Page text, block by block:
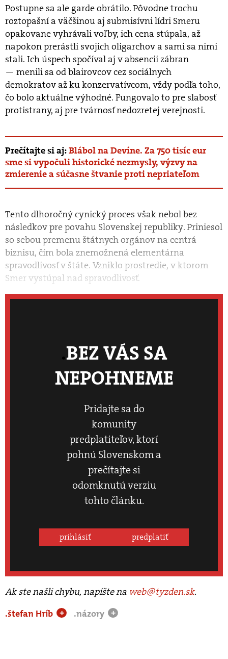
Postupne sa ale garde obrátilo. Pôvodne trochu
roztopašní a väčšinou aj submisívni lídri Smeru
opakovane vyhrávali voľby, ich cena stúpala, až
napokon prerástli svojich oligarchov a sami sa nimi
stali. Ich úspech spočíval aj v absencii zábran
— menili sa od blairovcov cez sociálnych
demokratov až ku konzervatívcom, vždy podľa toho,
čo bolo aktuálne výhodné. Fungovalo to pre slabosť
protistrany, aj pre tvárnosť nedozretej verejnosti.
Prečítajte si aj:Blábol na Devíne. Za 750 tisíc eur
sme si vypočuli historické nezmysly, výzvy na
zmierenie a súčasne štvanie proti nepriateľom
Tento dlhoročný cynický proces však nebol bez
následkov pre povahu Slovenskej republiky. Priniesol
so sebou premenu štátnych orgánov na centrá
biznisu, čím bola znemožnená elementárna
spravodlivosť v štáte. Vzniklo prostredie, v ktorom
Smer vystúpal nad spravodlivosť.
BEZ VÁS SA
NEPOHNEME
Pridajte sa do
komunity
predplatiteľov, ktorí
pohnú Slovenskom a
prečítajte si
odomknutú verziu
tohto článku.
prihlásiť predplatiť
Ak ste našli chybu, napíšte na web@tyzden.sk.
.štefan Hríb
+ .názory +